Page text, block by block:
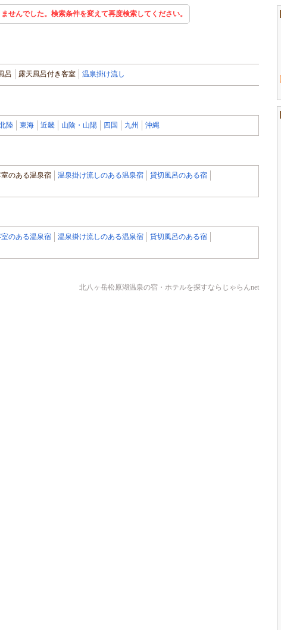
せんでした。検索条件を変えて再度検索してください。
呂 露天風呂付き客室 温泉掛け流し
陸 東海 近畿 山陰・山陽 四国 九州 沖縄
のある温泉宿 温泉掛け流しのある温泉宿
貸切風呂のある宿
のある温泉宿 温泉掛け流しのある温泉宿
貸切風呂のある宿
北八ヶ岳松原湖温泉の宿・ホテルを探すならじゃらんnet